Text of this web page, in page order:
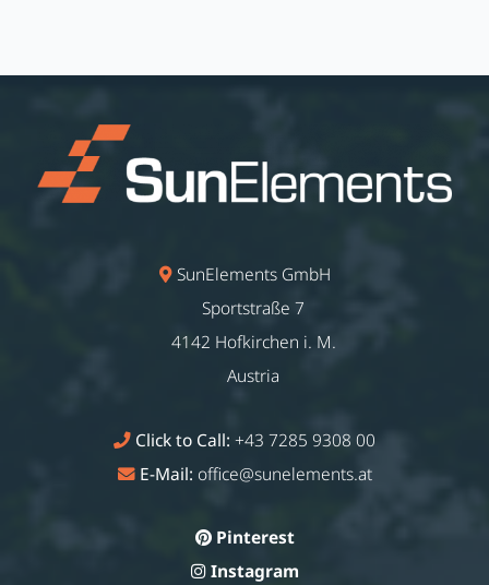
SunElements GmbH
Sportstraße 7
4142 Hofkirchen i. M.
Austria
Click to Call: +43 7285 9308 00
E-Mail: office@sunelements.at
Pinterest
Instagram